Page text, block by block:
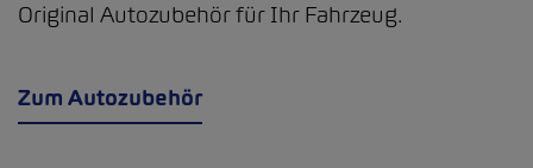
Original Autozubehör für Ihr Fahrzeug.
Zum Autozubehör